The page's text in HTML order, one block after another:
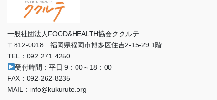
一般社団法人FOOD&HEALTH協会ククルテ
〒812-0018 福岡県福岡市博多区住吉2-15-29 1階
TEL：092-271-4250
受付時間：平日 9：00～18：00
FAX：092-262-8235
MAIL：info@kukurute.org